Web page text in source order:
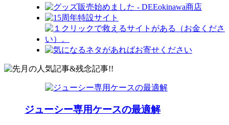
ジューシー専用ケースの最適解